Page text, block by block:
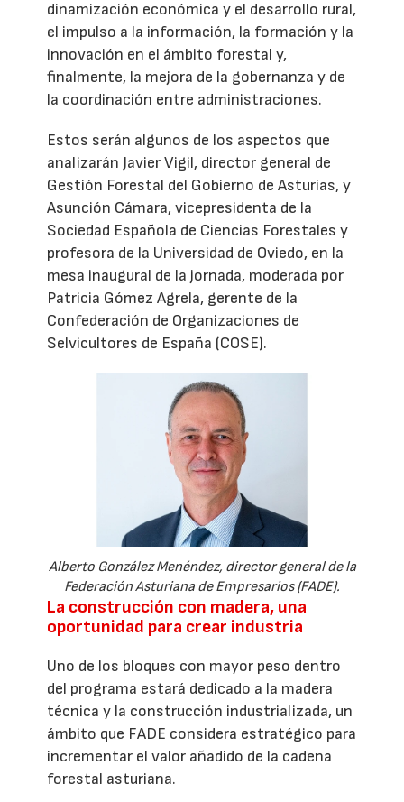
dinamización económica y el desarrollo rural,
el impulso a la información, la formación y la
innovación en el ámbito forestal y,
finalmente, la mejora de la gobernanza y de
la coordinación entre administraciones.
Estos serán algunos de los aspectos que
analizarán Javier Vigil, director general de
Gestión Forestal del Gobierno de Asturias, y
Asunción Cámara, vicepresidenta de la
Sociedad Española de Ciencias Forestales y
profesora de la Universidad de Oviedo, en la
mesa inaugural de la jornada, moderada por
Patricia Gómez Agrela, gerente de la
Confederación de Organizaciones de
Selvicultores de España (COSE).
Alberto González Menéndez, director general de la
Federación Asturiana de Empresarios (FADE).
La construcción con madera, una
oportunidad para crear industria
Uno de los bloques con mayor peso dentro
del programa estará dedicado a la madera
técnica y la construcción industrializada, un
ámbito que FADE considera estratégico para
incrementar el valor añadido de la cadena
forestal asturiana.